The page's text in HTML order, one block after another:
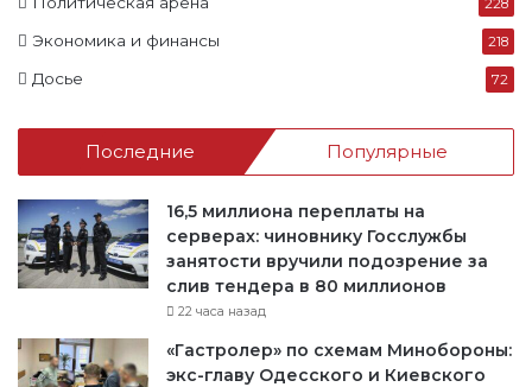
Экономика и финансы 218
Досье 72
Последние Популярные
16,5 миллиона переплаты на
серверах: чиновнику Госслужбы
занятости вручили подозрение за
слив тендера в 80 миллионов
22 часа назад
«Гастролер» по схемам Минобороны:
экс-главу Одесского и Киевского